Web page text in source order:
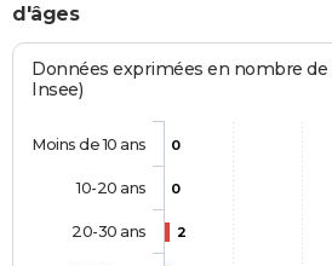
d'âges
Données exprimées en nombre de
Insee)
0
0
2
Moins de 10 ans
10-20 ans
20-30 ans